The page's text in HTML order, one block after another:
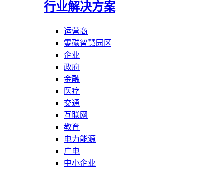
行业解决方案
运营商
零碳智慧园区
企业
政府
金融
医疗
交通
互联网
教育
电力能源
广电
中小企业